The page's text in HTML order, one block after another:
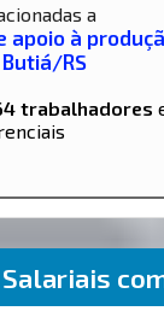
a
apoio à
RS
trabalhadores